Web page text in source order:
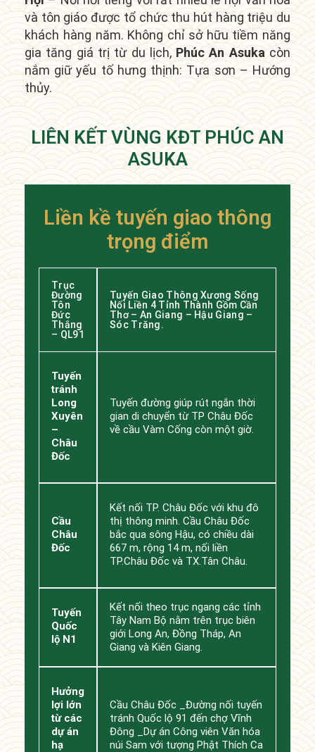
và tôn giáo được tổ chức thu hút hàng triệu du
khách hàng năm.Không chỉ sở hữu tiềm năng
gia tăng giá trị từ du lịch,Phúc An Asukacòn
nắm giữ yếu tố hưng thịnh: Tựa sơn – Hướng
thủy.
LIÊN KẾT VÙNG KĐT PHÚC AN
ASUKA
Liền kề tuyến giao thông
trọng điểm
Trục
Đường
Tôn
Đức
Thắng
– QL91
Tuyến Giao Thông Xương Sống
Nối Liền 4 Tỉnh Thành Gồm Cần
Thơ – An Giang – Hậu Giang –
Sóc Trăng.
Tuyến
tránh
Long
Xuyên
–
Châu
Đốc
Tuyến đường giúp rút ngắn thời
gian di chuyển từ TP Châu Đốc
về cầu Vàm Cống còn một giờ.
Cầu
Châu
Đốc
Kết nối TP. Châu Đốc với khu đô
thị thông minh. Cầu Châu Đốc
bắc qua sông Hậu, có chiều dài
667 m, rộng 14 m, nối liền
TP.Châu Đốc và TX.Tân Châu.
Tuyến
Quốc
lộ N1
Kết nối theo trục ngang các tỉnh
Tây Nam Bộ nằm trên trục biên
giới Long An, Đồng Tháp, An
Giang và Kiên Giang.
Hưởng
lợi lớn
từ các
dự án
hạ
Cầu Châu Đốc _Đường nối tuyến
tránh Quốc lộ 91 đến chợ Vĩnh
Đông _Dự án Công viên Văn hóa
núi Sam với tượng Phật Thích Ca